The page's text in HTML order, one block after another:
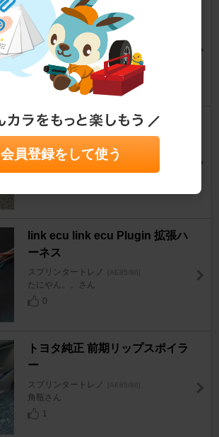
DUNLOP DIREZZA ZⅢ185/60R
14
スプリンタートレノ [AE85/86]
桂川さん
10
トヨタ(純正) プロペラシャフト
センターサポートベアリング
スプリンタートレノ [AE85/86]
師匠@EXさん
link ecu link ecu Plugin 拡張ハ
ーネス
スプリンタートレノ [AE85/86]
たにやん。。さん
0
トヨタ純正 前期リップスポイラ
ー
スプリンタートレノ [AE85/86]
角瓶さん
1
会員登録をして使う